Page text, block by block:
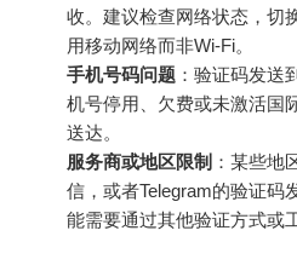
收。建议检查网络状态，切
用移动网络而非Wi-Fi。
手机号码问题 ：验证码发送
机号停用、欠费或未激活国
送达。
服务商或地区限制 ：某些地
信，或者Telegram的验证码
能需要通过其他验证方式或